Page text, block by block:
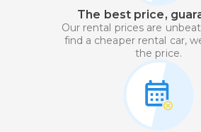
The best price,
Our rental prices are
find a cheaper rental car,
the price.